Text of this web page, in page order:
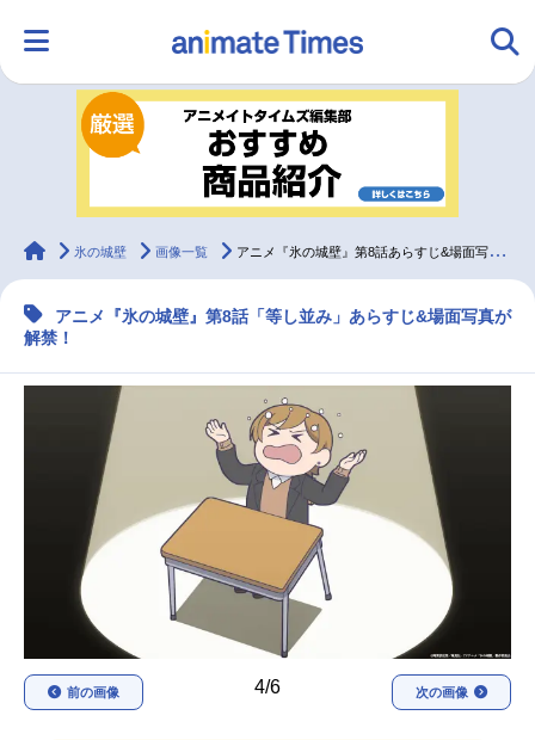
ランキング アニメ
ラジオ みんなの声 グッズ
マンガ・ラノベ
配信・Vtuber トレンド
最新記事一覧
アニメ記事一覧 声優記事一覧
アニメ映画一覧 実写化映画一覧
今期アニメ曜日別一覧
春アニメ
animateTimes
氷の城壁 画像一覧 アニメ『氷の城壁』第8話あらすじ&場面写真が解禁
アニメ『氷の城壁』第8話「等し並み」あらすじ&場面写真が
解禁！
4/6
前の画像 次の画像